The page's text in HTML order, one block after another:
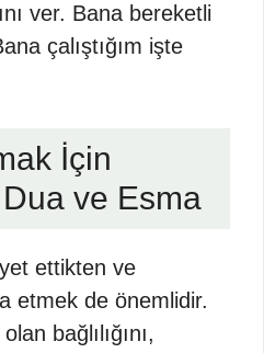
ver. Bana bereketli
çalıştığım işte
İçin
ve Esma
ettikten ve
etmek de önemlidir.
bağlılığını,